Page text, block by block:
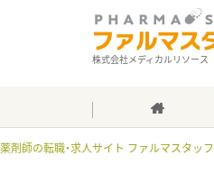
株式会社メディカルリソース
薬剤師の転職・求人サイト ファルマスタッフ